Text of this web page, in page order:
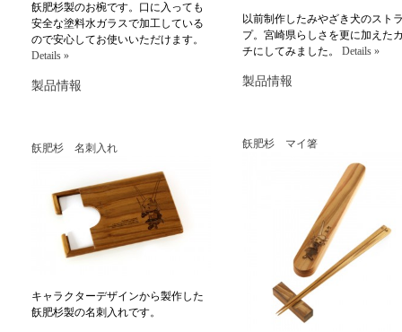
以前制作したみやざき犬のスト
プ。宮崎県らしさを更に加えた
チにしてみました。 Details »
製品情報
飫肥杉製のお椀です。口に入っても
安全な塗料水ガラスで加工している
ので安心してお使いいただけます。
Details »
製品情報
飫肥杉 マイ箸
飫肥杉 名刺入れ
キャラクターデザインから製作した
飫肥杉製の名刺入れです。